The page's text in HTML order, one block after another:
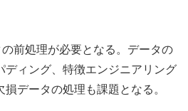
前処理が必要となる。データの
ディング、特徴エンジニアリング
データの処理も課題となる。